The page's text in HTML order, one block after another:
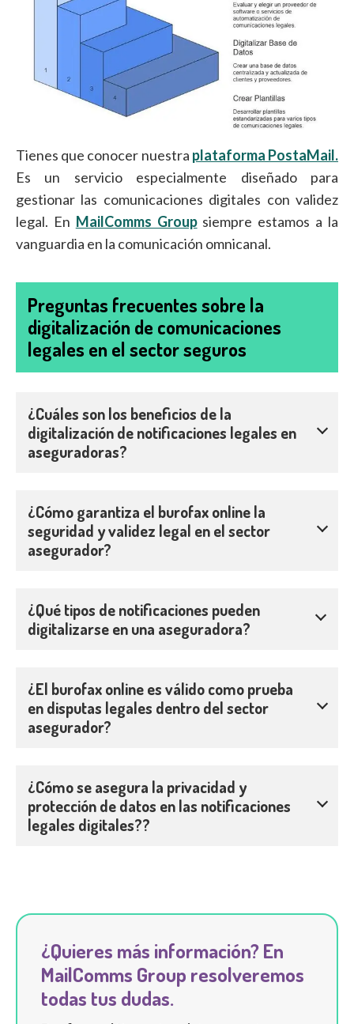
Tienes que conocer nuestra plataforma PostaMail.
Es un servicio especialmente diseñado para
gestionar las comunicaciones digitales con validez
legal. En MailComms Groupsiempre estamos a la
vanguardia en la comunicación omnicanal.
Preguntas frecuentes sobre la
digitalización de comunicaciones
legales en el sector seguros
¿Cuáles son los beneficios de la
digitalización de notificaciones legales en
aseguradoras?
¿Cómo garantiza el burofax online la
seguridad y validez legal en el sector
asegurador?
¿Qué tipos de notificaciones pueden
digitalizarse en una aseguradora?
¿El burofax online es válido como prueba
en disputas legales dentro del sector
asegurador?
¿Cómo se asegura la privacidad y
protección de datos en las notificaciones
legales digitales??
¿Quieres más información? En
MailComms Group resolveremos
todas tus dudas.